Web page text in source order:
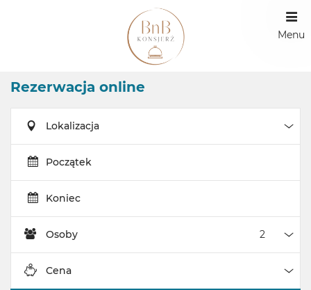
Menu
Rezerwacja online
Lokalizacja
Początek
Koniec
Osoby
Cena